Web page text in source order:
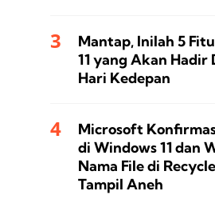
Mantap, Inilah 5
11 yang Akan Hadir
Hari Kedepan
Microsoft
di Windows 11 dan
Nama File di
Tampil Aneh